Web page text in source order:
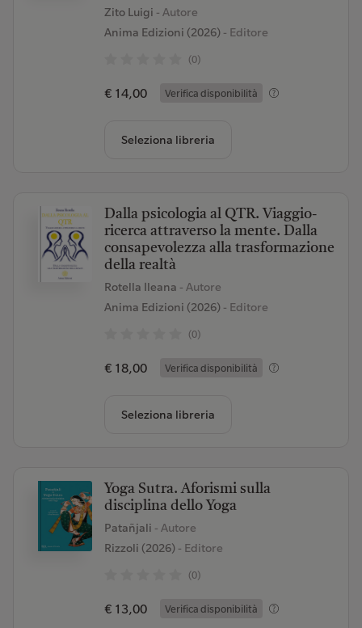
Zito Luigi - Autore
Anima Edizioni (2026)- Editore
(0)
€ 14,00 Verifica disponibilità
Seleziona libreria
Dalla psicologia al QTR. Viaggio-
ricerca attraverso la mente. Dalla
consapevolezza alla trasformazione
della realtà
Rotella Ileana - Autore
Anima Edizioni (2026)- Editore
(0)
€ 18,00 Verifica disponibilità
Seleziona libreria
Yoga Sutra. Aforismi sulla
disciplina dello Yoga
Patañjali - Autore
Rizzoli (2026)- Editore
(0)
€ 13,00 Verifica disponibilità